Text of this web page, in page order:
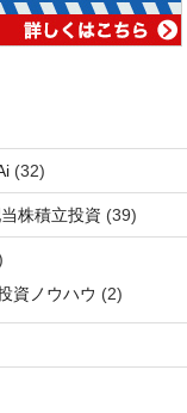
(32)
株積立投資 (39)
資ノウハウ (2)